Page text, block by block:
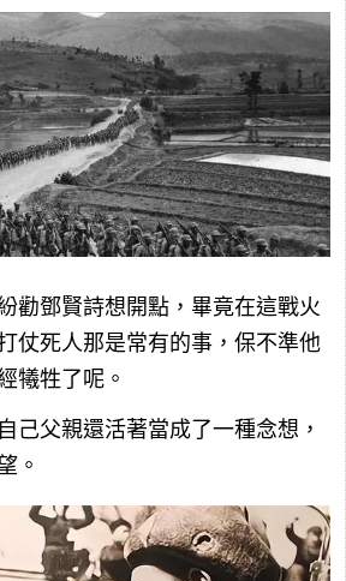
勸鄧賢詩想開點，畢竟在這戰火
仗死人那是常有的事，保不準他
犧牲了呢。
己父親還活著當成了一種念想，
。